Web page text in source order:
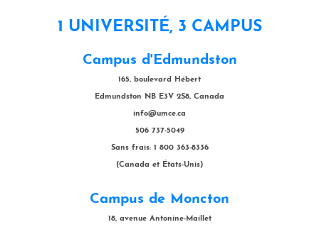
1 UNIVERSITÉ, 3 CAMPUS
Campus d'Edmundston
165, boulevard Hébert
Edmundston NB E3V 2S8, Canada
info@umce.ca
506 737-5049
Sans frais: 1 800 363-8336
(Canada et États-Unis)
Campus de Moncton
18, avenue Antonine-Maillet